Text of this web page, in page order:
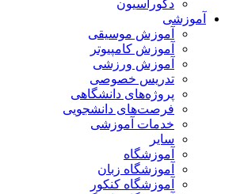
دکوراسیون
آموزشی
آموزش موسیقی
آموزش کامپیوتر
آموزش ورزشی
تدریس خصوصی
پروژه‌های دانشگاهی
فرصت‌های دانشجویی
خدمات آموزشی
سایر
آموزشگاه
آموزشگاه زبان
آموزشگاه کنکور